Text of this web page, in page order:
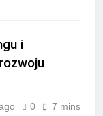
i
0 7 mins